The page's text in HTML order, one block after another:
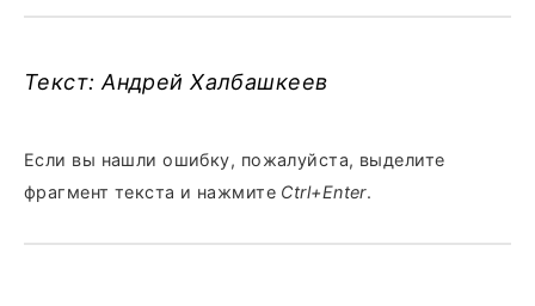
Текст: Андрей Халбашкеев
Если вы нашли ошибку, пожалуйста, выделите
фрагмент текста и нажмите Ctrl+Enter.